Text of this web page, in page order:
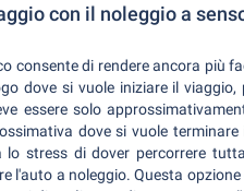
con il noleggio a
consente di rendere ancora più
dove si vuole iniziare il
essere solo
dove si vuole
lo stress di dover percorrere
l'auto a noleggio. Questa